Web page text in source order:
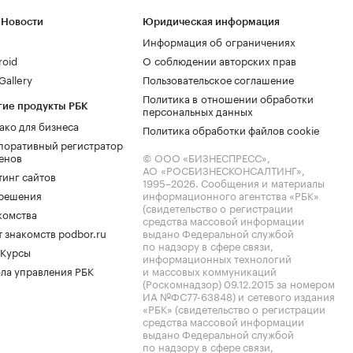
продукты РБК
для бизнеса
регистратор
сайтов
знакомств podbor.ru
управления РБК
Юридическая информация
Информация об ограничениях
О соблюдении авторских прав
Пользовательское соглашение
Политика в отношении обработки
персональных данных
Политика обработки файлов cookie
© ООО «БИЗНЕСПРЕСС»,
АО «РОСБИЗНЕСКОНСАЛТИНГ»,
1995–2026. Сообщения и материалы
информационного агентства «РБК»
(свидетельство о регистрации
средства массовой информации
выдано Федеральной службой
по надзору в сфере связи,
информационных технологий
и массовых коммуникаций
(Роскомнадзор) 09.12.2015 за номером
ИА №ФС77-63848) и сетевого издания
«РБК» (свидетельство о регистрации
средства массовой информации
выдано Федеральной службой
по надзору в сфере связи,